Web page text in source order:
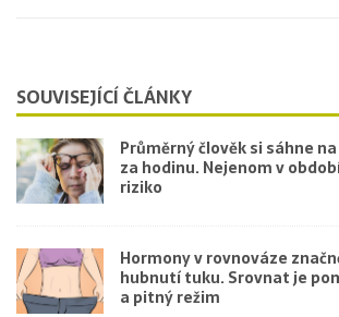
SOUVISEJÍCÍ ČLÁNKY
Průměrný člověk si sáhne
za hodinu. Nejenom v
riziko
Hormony v rovnováze
hubnutí tuku. Srovnat je
a pitný režim